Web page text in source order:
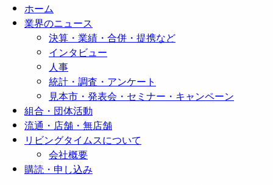
ホーム
業界のニュース
決算・業績・合併・提携など
インタビュー
人事
統計・調査・アンケート
見本市・発表会・セミナー・キャンペーン
組合・団体活動
流通・店舗・無店舗
リビングタイムスについて
会社概要
購読・申し込み